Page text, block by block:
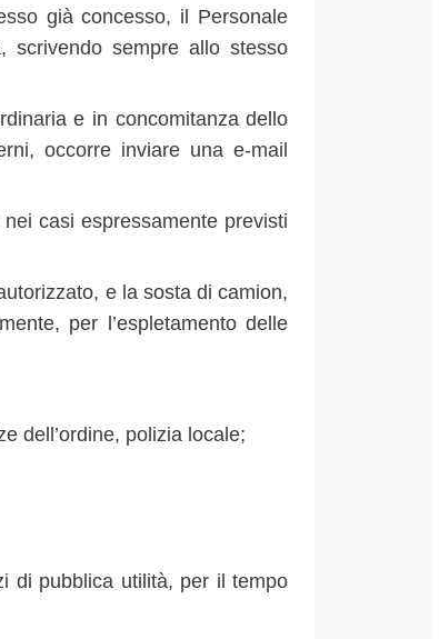
già concesso, il Personale
scrivendo sempre allo stesso
e in concomitanza dello
occorre inviare una e-mail
casi espressamente previsti
e la sosta di camion,
per l’espletamento delle
dell’ordine, polizia locale;
di pubblica utilità, per il tempo